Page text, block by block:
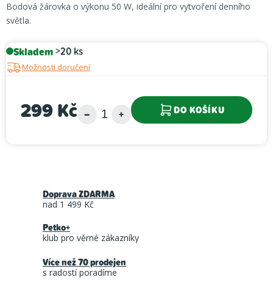
Bodová žárovka o výkonu 50 W, ideální pro vytvoření denního
světla.
Skladem>20 ks
Možnosti doručení
299 Kč DO KOŠÍKU
Doprava ZDARMA
nad 1 499 Kč
Petko+
klub pro věrné zákazníky
Více než 70 prodejen
s radostí poradíme